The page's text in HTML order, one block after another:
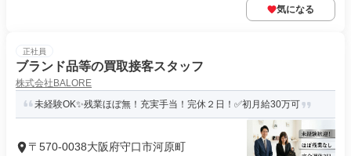
気になる
正社員
ブランド品等の買取接客スタッフ
株式会社BALORE
未経験OK✨残業ほぼ無！充実手当！完休２日！✅初月給30万可
〒570-0038大阪府守口市河原町